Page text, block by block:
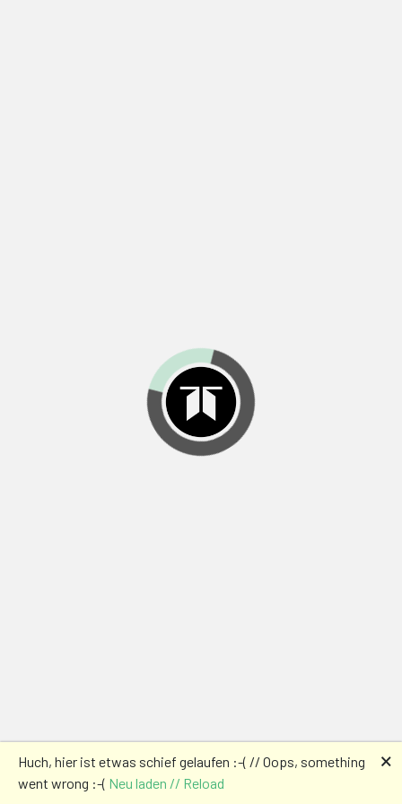
Huch, hier ist etwas schief gelaufen :-( // Oops, something
went wrong :-( Neu laden // Reload
🗙